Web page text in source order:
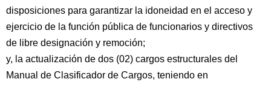
disposiciones para garantizar la idoneidad en el acceso y
ejercicio de la función pública de funcionarios y directivos
de libre designación y remoción;
y, la actualización de dos (02) cargos estructurales del
Manual de Clasificador de Cargos, teniendo en